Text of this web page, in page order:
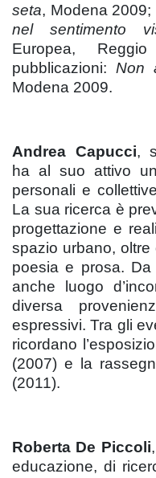
seta, Modena 2009;
nel sentimento
Europea,
pubblicazioni: Non
Modena 2009.
Andrea Capucci,
ha al suo attivo
personali e
La sua ricerca è
progettazione e
spazio urbano, oltre
poesia e prosa.
anche luogo
diversa
espressivi. Tra gli
ricordano
(2007) e la
(2011).
Roberta De Piccoli
educazione, di